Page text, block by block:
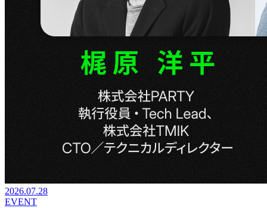
2026.07.28
EVENT